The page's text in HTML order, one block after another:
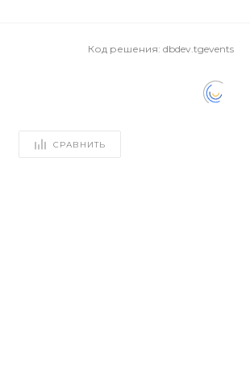
Код решения: dbdev.tgevents
СРАВНИТЬ